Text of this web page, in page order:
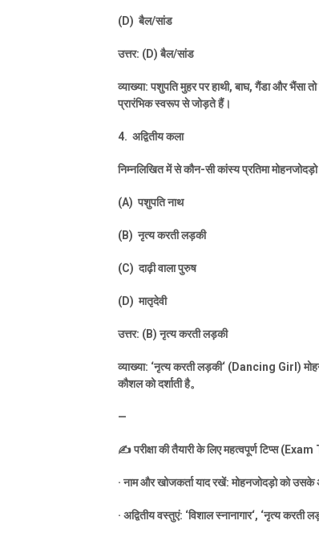
(D)बैल/सांड
उत्तर: (D)बैल/सांड
व्याख्या: पशुपति मुहर पर हाथी,बाघ,गैंडा और भैंसा तो
प्रारंभिक स्वरूप से जोड़ते हैं।
4. अद्वितीय कला
निम्नलिखित में से कौन-सी कांस्य प्रतिमा मोहनजोदड़ो
(A)पशुपति नाथ
(B)नृत्य करती लड़की
(C)दाढ़ी वाला पुरुष
(D)मातृदेवी
उत्तर: (B)नृत्य करती लड़की
व्याख्या: ‘नृत्य करती लड़की‘ (Dancing Girl)
कौशल को दर्शाती है。
—
✍️परीक्षा की तैयारी के लिए महत्वपूर्ण टिप्स (Exam
·नाम और खोजकर्ता याद रखें: मोहनजोदड़ो को
· अद्वितीय वस्तुएं: ‘विशाल स्नानागार‘, ‘नृत्य करती